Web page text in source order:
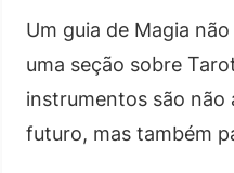
Um guia de Magia
uma seção sobre
instrumentos são não
futuro, mas também